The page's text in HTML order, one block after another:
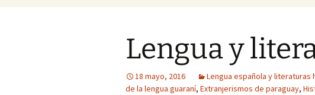
Lengua y
18 mayo, 2016 Lengua española y literaturas
de la lengua guaraní, Extranjerismos de paraguay,